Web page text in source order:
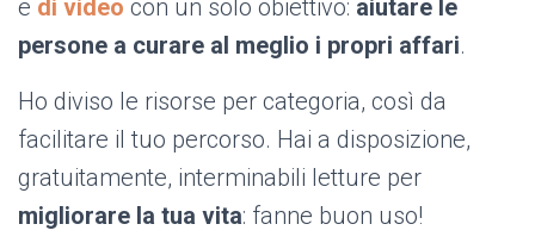
e di video con un solo obiettivo: aiutare le
persone a curare al meglio i propri affari.
Ho diviso le risorse per categoria, così da
facilitare il tuo percorso. Hai a disposizione,
gratuitamente, interminabili letture per
migliorare la tua vita: fanne buon uso!